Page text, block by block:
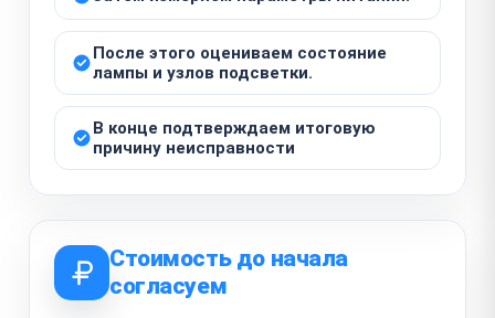
После этого оцениваем состояние
лампы и узлов подсветки.
В конце подтверждаем итоговую
причину неисправности
Стоимость до начала
согласуем